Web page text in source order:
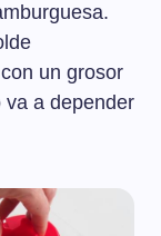
un grosor
a depender